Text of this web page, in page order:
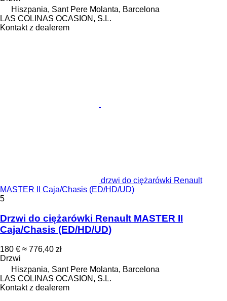
Hiszpania, Sant Pere Molanta, Barcelona
LAS COLINAS OCASION, S.L.
Kontakt z dealerem
drzwi do ciężarówki Renault
MASTER II Caja/Chasis (ED/HD/UD)
5
Drzwi do ciężarówki Renault MASTER II
Caja/Chasis (ED/HD/UD)
180 € ≈ 776,40 zł
Drzwi
Hiszpania, Sant Pere Molanta, Barcelona
LAS COLINAS OCASION, S.L.
Kontakt z dealerem